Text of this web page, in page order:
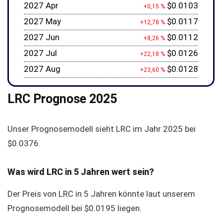
2027 Apr
+0,15 % $0.0103
2027 May
+12,78 % $0.0117
2027 Jun
+8,26 % $0.0112
2027 Jul
+22,18 % $0.0126
2027 Aug
+23,60 % $0.0128
LRC Prognose 2025
Unser Prognosemodell sieht LRC im Jahr 2025 bei
$0.0376.
Was wird LRC in 5 Jahren wert sein?
Der Preis von LRC in 5 Jahren könnte laut unserem
Prognosemodell bei $0.0195 liegen.